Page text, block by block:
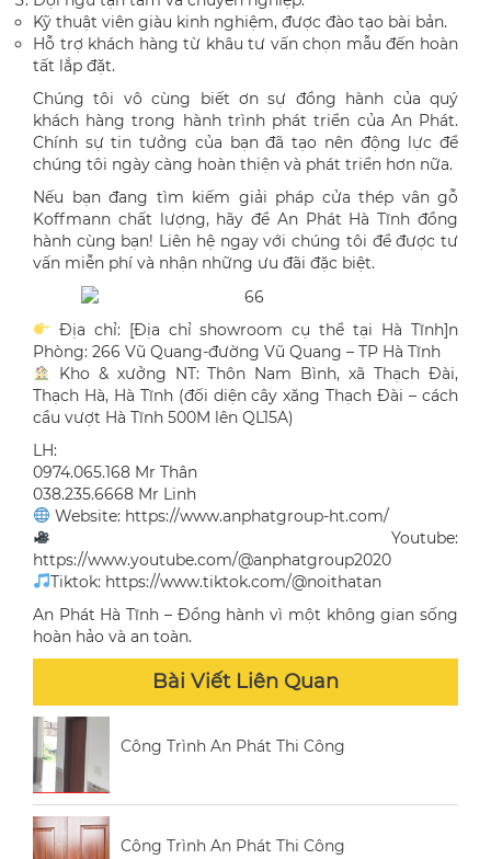
Kỹ thuật viên giàu kinh nghiệm, được đào tạo bài bản.
Hỗ trợ khách hàng từ khâu tư vấn chọn mẫu đến hoàn
tất lắp đặt.
Chúng tôi vô cùng biết ơn sự đồng hành của quý
khách hàng trong hành trình phát triển của An Phát.
Chính sự tin tưởng của bạn đã tạo nên động lực để
chúng tôi ngày càng hoàn thiện và phát triển hơn nữa.
Nếu bạn đang tìm kiếm giải pháp cửa thép vân gỗ
Koffmann chất lượng, hãy để An Phát Hà Tĩnh đồng
hành cùng bạn! Liên hệ ngay với chúng tôi để được tư
vấn miễn phí và nhận những ưu đãi đặc biệt.
Địa chỉ: [Địa chỉ showroom cụ thể tại Hà Tĩnh]n
Phòng: 266 Vũ Quang-đường Vũ Quang – TP Hà Tĩnh
Kho & xưởng NT: Thôn Nam Bình, xã Thạch Đài,
Thạch Hà, Hà Tĩnh (đối diện cây xăng Thạch Đài – cách
cầu vượt Hà Tĩnh 500M lên QL15A)
LH:
0974.065.168 Mr Thân
038.235.6668 Mr Linh
Website: https://www.anphatgroup-ht.com/
Youtube:
https://www.youtube.com/@anphatgroup2020
Tiktok: https://www.tiktok.com/@noithatan
An Phát Hà Tĩnh – Đồng hành vì một không gian sống
hoàn hảo và an toàn.
Bài Viết Liên Quan
Công Trình An Phát Thi Công
Công Trình An Phát Thi Công